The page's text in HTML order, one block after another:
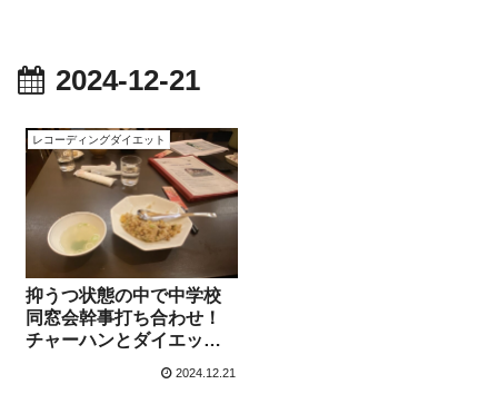
2024-12-21
レコーディングダイエット
抑うつ状態の中で中学校
同窓会幹事打ち合わせ！
チャーハンとダイエット
2024.12.21